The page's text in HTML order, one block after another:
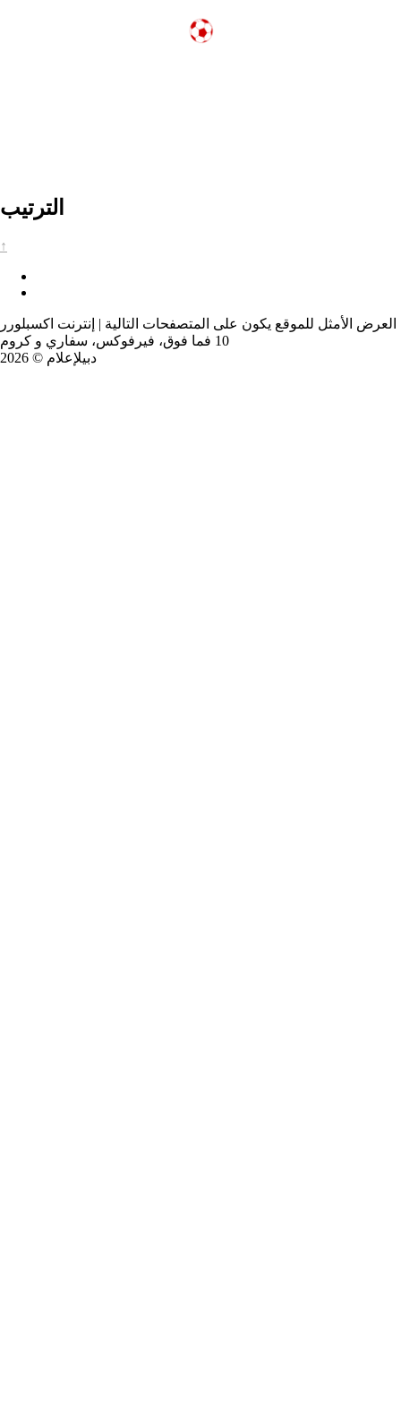
الترتيب
↑
العرض الأمثل للموقع يكون على المتصفحات التالية | إنترنت اكسبلورر
10 فما فوق، فيرفوكس، سفاري و كروم
دبيلإعلام © 2026